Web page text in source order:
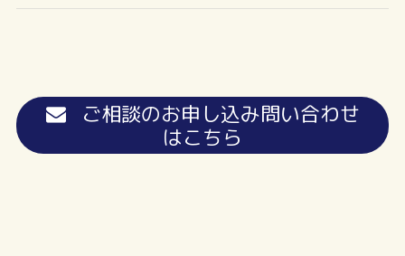
ご相談のお申し込み問い合わせ
はこちら